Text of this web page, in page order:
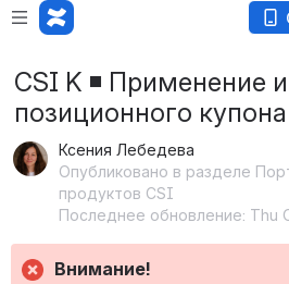
CSI K ◾️ Применение
позиционного
Ксения Лебедева
Опубликовано в разделе
продуктов CSI
Последнее обновление: Thu
Внимание!